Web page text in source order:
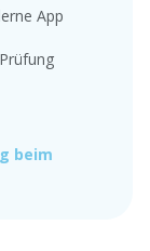
App
beim